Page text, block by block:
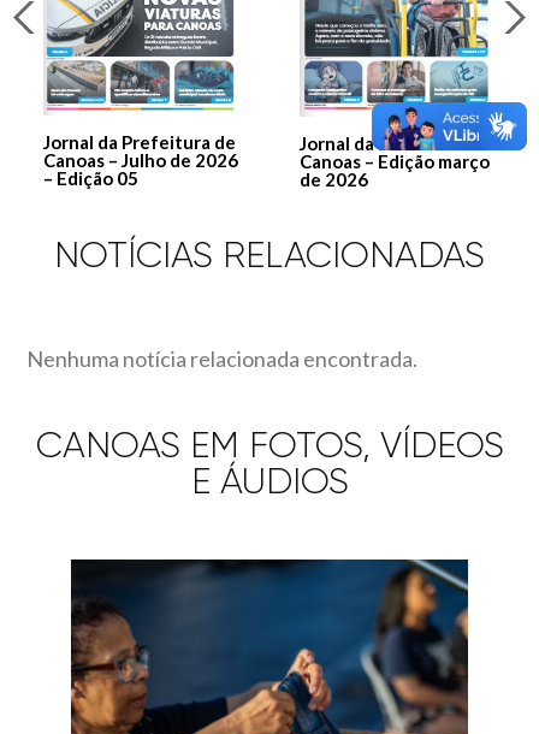
Jornal da Prefeitura de
Canoas – Julho de 2026
– Edição 05
Jornal da Prefeitura de
Canoas – Edição março
de 2026
NOTÍCIAS RELACIONADAS
Nenhuma notícia relacionada encontrada.
CANOAS EM FOTOS, VÍDEOS
E ÁUDIOS